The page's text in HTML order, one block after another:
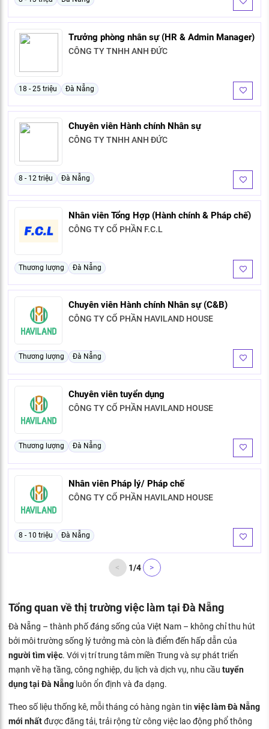
Trưởng phòng nhân sự (HR & Admin Manager)
CÔNG TY TNHH ANH ĐỨC
18 - 25 triệu Đà Nẵng
Chuyên viên Hành chính Nhân sự
CÔNG TY TNHH ANH ĐỨC
8 - 12 triệu Đà Nẵng
Nhân viên Tổng Hợp (Hành chính & Pháp chế)
CÔNG TY CỔ PHẦN F.C.L
Thương lượng Đà Nẵng
Chuyên viên Hành chính Nhân sự (C&B)
CÔNG TY CỔ PHẦN HAVILAND HOUSE
Thương lượng Đà Nẵng
Chuyên viên tuyển dụng
CÔNG TY CỔ PHẦN HAVILAND HOUSE
Thương lượng Đà Nẵng
Nhân viên Pháp lý/ Pháp chế
CÔNG TY CỔ PHẦN HAVILAND HOUSE
8 - 10 triệu Đà Nẵng
< 1/4 >
Tổng quan về thị trường việc làm tại Đà Nẵng
Đà Nẵng – thành phố đáng sống của Việt Nam – không chỉ thu hút
bởi môi trường sống lý tưởng mà còn là điểm đến hấp dẫn của
người tìm việc. Với vị trí trung tâm miền Trung và sự phát triển
mạnh về hạ tầng, công nghiệp, du lịch và dịch vụ, nhu cầu tuyển
dụng tại Đà Nẵng luôn ổn định và đa dạng.
Theo số liệu thống kê, mỗi tháng có hàng ngàn tin việc làm Đà Nẵng
mới nhấtđược đăng tải, trải rộng từ công việc lao động phổ thông